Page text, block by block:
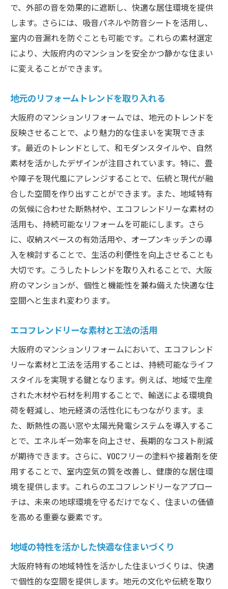
で、外部の音を効果的に遮断し、快適な居住環境を提供
します。さらには、吸音パネルや防音シートを活用し、
室内の音漏れを防ぐことも可能です。これらの素材選定
により、大阪府内のマンションを安全かつ静かな住まい
に変えることができます。
地元のリフォームトレンドを取り入れる
大阪府のマンションリフォームでは、地元のトレンドを
反映させることで、より魅力的な住まいを実現できま
す。最近のトレンドとして、和モダンスタイルや、自然
素材を活かしたデザインが注目されています。特に、畳
や障子を現代風にアレンジすることで、伝統と現代が融
合した空間を作り出すことができます。また、地域特有
の気候に合わせた断熱材や、エコフレンドリーな素材の
活用も、持続可能なリフォームを可能にします。さら
に、収納スペースの有効活用や、オープンキッチンの導
入を検討することで、生活の利便性を向上させることも
大切です。こうしたトレンドを取り入れることで、大阪
府のマンションが、個性と機能性を兼ね備えた快適な住
空間へと生まれ変わります。
エコフレンドリーな素材と工法の活用
大阪府のマンションリフォームにおいて、エコフレンド
リーな素材と工法を活用することは、持続可能なライフ
スタイルを実現する鍵となります。例えば、地域で生産
された木材や石材を利用することで、輸送による環境負
荷を軽減し、地元経済の活性化にもつながります。ま
た、断熱性の高い窓や太陽光発電システムを導入するこ
とで、エネルギー効率を向上させ、長期的なコスト削減
が期待できます。さらに、VOCフリーの塗料や接着剤を使
用することで、室内空気の質を改善し、健康的な居住環
境を提供します。これらのエコフレンドリーなアプロー
チは、未来の地球環境を守るだけでなく、住まいの価値
を高める重要な要素です。
地域の特性を活かした快適な住まいづくり
大阪府特有の地域特性を活かした住まいづくりは、快適
で個性的な空間を提供します。地元の文化や伝統を取り